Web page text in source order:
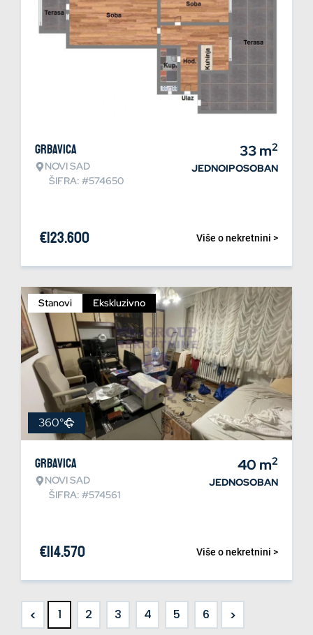
Grbavica
NOVI SAD
ŠIFRA: #574650
33m2
JEDNOIPOSOBAN
Više o nekretnini >
€123.600
Stanovi Ekskluzivno
360°
Grbavica
NOVI SAD
ŠIFRA: #574561
40 m2
JEDNOSOBAN
Više o nekretnini >
€114.570
< 1 2 3 4 5 6 >